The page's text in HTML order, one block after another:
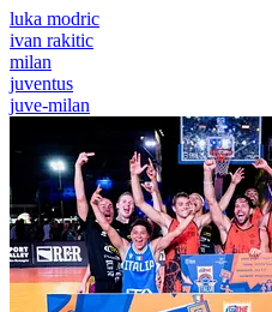
luka modric
ivan rakitic
milan
juventus
juve-milan